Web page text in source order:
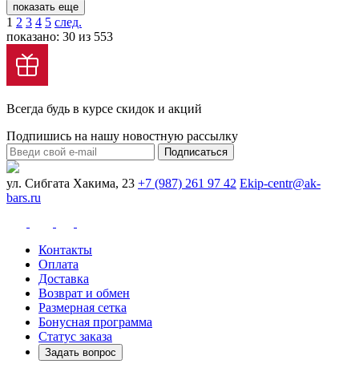
показать еще
1 2 3 4 5 след.
показано: 30 из 553
Всегда будь в курсе скидок и акций
Подпишись на нашу новостную рассылку
Подписаться
ул. Сибгата Хакима, 23 +7 (987) 261 97 42 Ekip-centr@ak-
bars.ru
Контакты
Оплата
Доставка
Возврат и обмен
Размерная сетка
Бонусная программа
Статус заказа
Задать вопрос